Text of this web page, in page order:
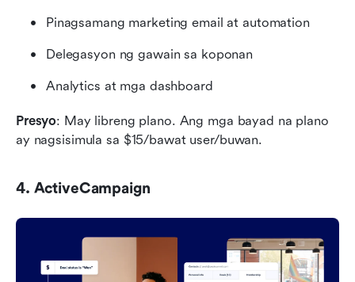
Pinagsamang marketing email at automation
Delegasyon ng gawain sa koponan
Analytics at mga dashboard
Presyo: May libreng plano. Ang mga bayad na plano
ay nagsisimula sa $15/bawat user/buwan.
4. ActiveCampaign